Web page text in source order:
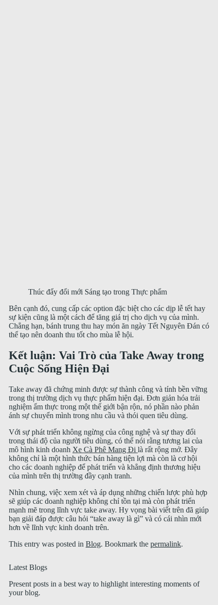
Thúc đẩy đổi mới Sáng tạo trong Thực phẩm
Bên cạnh đó, cung cấp các option đặc biệt cho các dịp lễ tết hay
sự kiện cũng là một cách để tăng giá trị cho dịch vụ của mình.
Chẳng hạn, bánh trung thu hay món ăn ngày Tết Nguyên Đán có
thể tạo nên doanh thu tốt cho mùa lễ hội.
Kết luận: Vai Trò của Take Away trong
Cuộc Sống Hiện Đại
Take away đã chứng minh được sự thành công và tính bền vững
trong thị trường dịch vụ thực phẩm hiện đại. Đơn giản hóa trải
nghiệm ẩm thực trong một thế giới bận rộn, nó phần nào phản
ánh sự chuyển mình trong nhu cầu và thói quen tiêu dùng.
Với sự phát triển không ngừng của công nghệ và sự thay đổi
trong thái độ của người tiêu dùng, có thể nói rằng tương lai của
mô hình kinh doanh Xe Cà Phê Mang Đi là rất rộng mở. Đây
không chỉ là một hình thức bán hàng tiện lợi mà còn là cơ hội
cho các doanh nghiệp để phát triển và khẳng định thương hiệu
của mình trên thị trường đầy cạnh tranh.
Nhìn chung, việc xem xét và áp dụng những chiến lược phù hợp
sẽ giúp các doanh nghiệp không chỉ tồn tại mà còn phát triển
mạnh mẽ trong lĩnh vực take away. Hy vọng bài viết trên đã giúp
bạn giải đáp được câu hỏi “take away là gì” và có cái nhìn mới
hơn về lĩnh vực kinh doanh trên.
This entry was posted in Blog. Bookmark the permalink.
Latest Blogs
Present posts in a best way to highlight interesting moments of
your blog.